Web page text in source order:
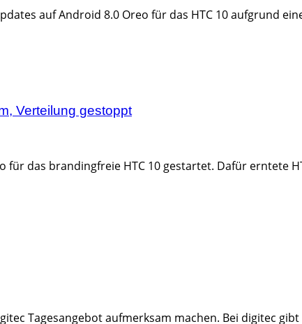
auf Android 8.0 Oreo für das HTC 10 aufgrund
Verteilung gestoppt
für das brandingfreie HTC 10 gestartet. Dafür erntete
Tagesangebot aufmerksam machen. Bei digitec gibt